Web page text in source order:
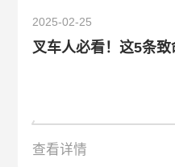
2025-02-25
叉车人必看！这5条致
查看详情